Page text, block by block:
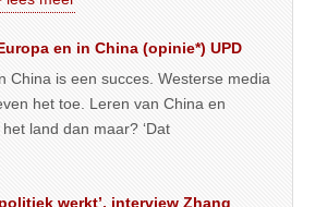
en in China (opinie*) UPD
China is een succes. Westerse media
het toe. Leren van China en
land dan maar? ‘Dat
werkt’, interview Zhang